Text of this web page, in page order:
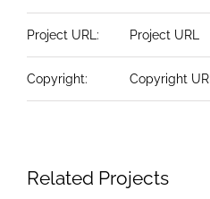
Project URL: Project URL
Copyright: Copyright URL
Related Projects